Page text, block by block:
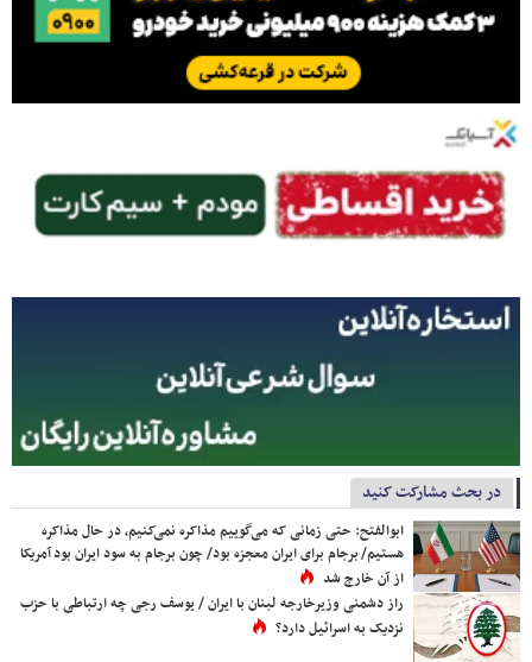
در بحث مشارکت کنید
ابوالفتح: حتی زمانی که می‌گوییم مذاکره نمی‌کنیم، در حال مذاکره
هستیم/ برجام برای ایران معجزه بود/ چون برجام به سود ایران بود آمریکا
از آن خارج شد
راز دشمنی وزیرخارجه لبنان با ایران / یوسف رجی چه ارتباطی با حزب
نزدیک به اسرائیل دارد؟